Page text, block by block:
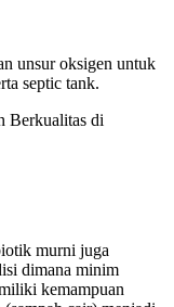
unsur oksigen untuk
septic tank.
murni juga
dimana minim
kemampuan